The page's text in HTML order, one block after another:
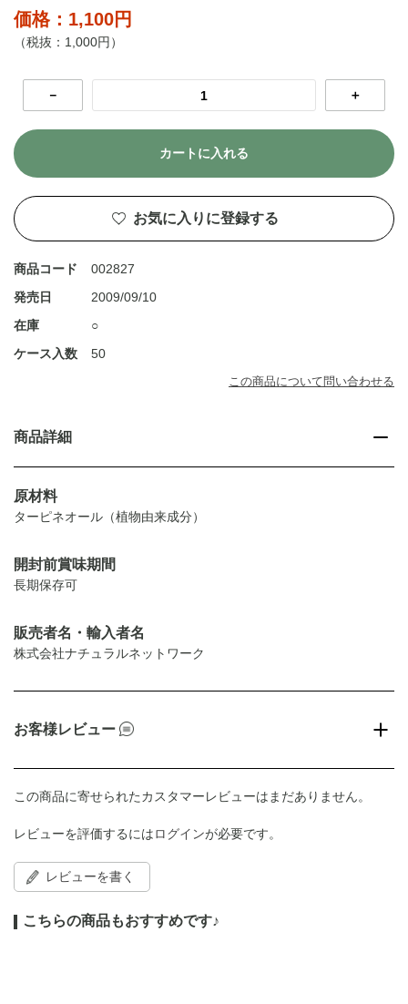
価格：1,100円
（税抜：1,000円）
－ ＋
カートに入れる
お気に入りに登録する
商品コード
002827
発売日
2009/09/10
在庫
○
ケース入数
50
この商品について問い合わせる
商品詳細
原材料
ターピネオール（植物由来成分）
開封前賞味期間
長期保存可
販売者名・輸入者名
株式会社ナチュラルネットワーク
お客様レビュー
この商品に寄せられたカスタマーレビューはまだありません。
レビューを評価するにはログインが必要です。
レビューを書く
こちらの商品もおすすめです♪